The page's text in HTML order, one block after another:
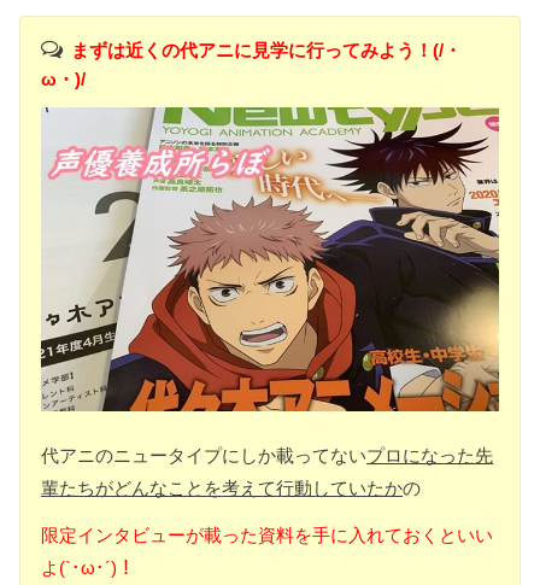
まずは近くの代アニに見学に行ってみよう！(/・
ω・)/
代アニのニュータイプにしか載ってないプロになった先
輩たちがどんなことを考えて行動していたかの
限定インタビューが載った資料を手に入れておくといい
よ(`･ω･´)！